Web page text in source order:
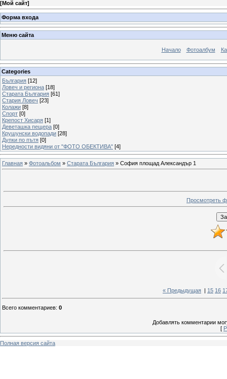
[Мой сайт]
Форма входа
Меню сайта
Начало Фотоалбум
Categories
България [12]
Ловеч и региона [18]
Старата България [61]
Стария Ловеч [23]
Колажи [8]
Спорт [0]
Крепост Хисаря [1]
Деветашка пещера [0]
Крушунски водопади [28]
Дупки по пътя [0]
Нередности видяни от "ФОТО ОБЕКТИВА" [4]
Главная » Фотоальбом » Старата България » София площад Александър 1
Просмотреть
« Предыдущая 15 16
Всего комментариев: 0
Добавлять комментарии
[
Полная версия сайта